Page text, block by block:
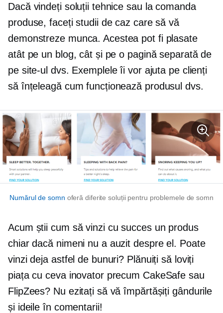
Dacă vindeți soluții tehnice sau la comanda
produse, faceți studii de caz care să vă
demonstreze munca. Acestea pot fi plasate
atât pe un blog, cât și pe o pagină separată de
pe site-ul dvs. Exemplele îi vor ajuta pe clienți
să înțeleagă cum funcționează produsul dvs.
Numărul de somn oferă diferite soluții pentru problemele de somn
Acum știi cum să vinzi cu succes un produs
chiar dacă nimeni nu a auzit despre el. Poate
vinzi deja astfel de bunuri? Plănuiți să loviți
piața cu ceva inovator precum CakeSafe sau
FlipZees? Nu ezitați să vă împărtășiți gândurile
și ideile în comentarii!